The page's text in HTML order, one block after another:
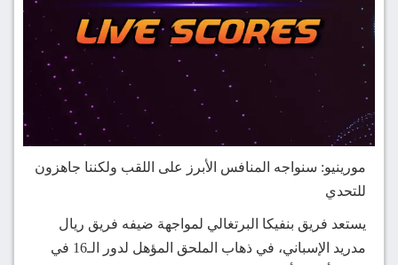
مورينيو: سنواجه المنافس الأبرز على اللقب ولكننا جاهزون
للتحدي
يستعد فريق بنفيكا البرتغالي لمواجهة ضيفه فريق ريال
مدريد الإسباني، في ذهاب الملحق المؤهل لدور الـ16 في